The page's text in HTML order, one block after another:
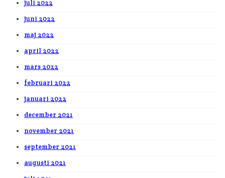
juli 2022
juni 2022
maj 2022
april 2022
mars 2022
februari 2022
januari 2022
december 2021
november 2021
september 2021
augusti 2021